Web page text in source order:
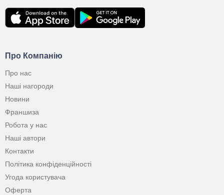
Про Компанію
Про нас
Наші нагороди
Новини
Франшиза
Робота у нас
Наші автори
Контакти
Політика конфіденційності
Угода користувача
Оферта